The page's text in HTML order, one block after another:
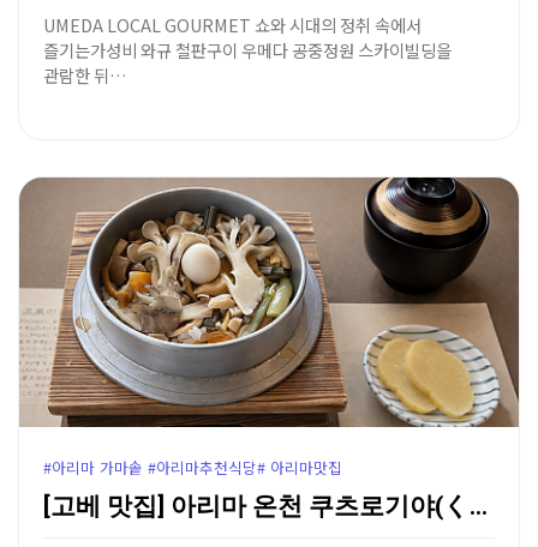
UMEDA LOCAL GOURMET 쇼와 시대의 정취 속에서
즐기는가성비 와규 철판구이 우메다 공중정원 스카이빌딩을
관람한 뒤…
#아리마 가마솥 #아리마추천식당# 아리마맛집
[고베 맛집] 아리마 온천 쿠츠로기야(くつろぎ家) - …